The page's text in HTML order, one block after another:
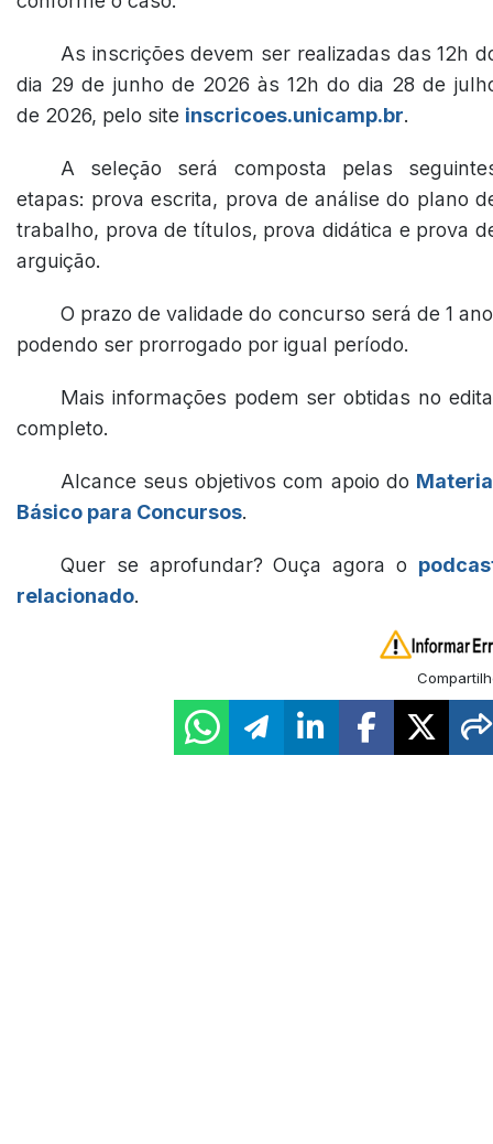
As inscrições devem ser realizadas das 12h
dia 29 de junho de 2026 às 12h do dia 28 de
de 2026, pelo site inscricoes.unicamp.br.
A seleção será composta pelas
etapas: prova escrita, prova de análise do plano
trabalho, prova de títulos, prova didática e prova
arguição.
O prazo de validade do concurso será de 1
podendo ser prorrogado por igual período.
Mais informações podem ser obtidas no
completo.
Alcance seus objetivos com apoio do
Básico para Concursos.
Quer se aprofundar? Ouça agora o
relacionado.